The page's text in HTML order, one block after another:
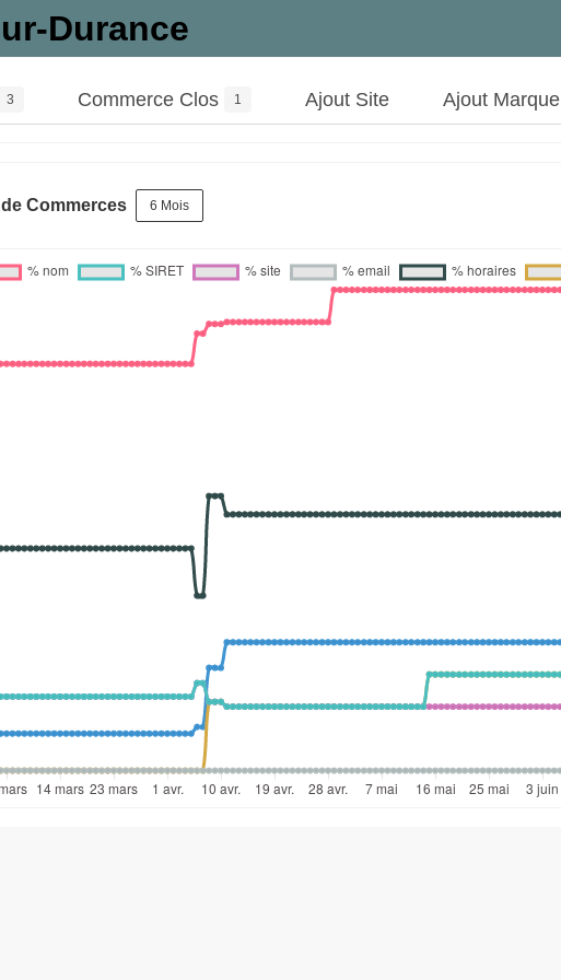
Durance
3 Commerce Clos 1 Ajout Site Ajout Marque
Commerces 6 Mois